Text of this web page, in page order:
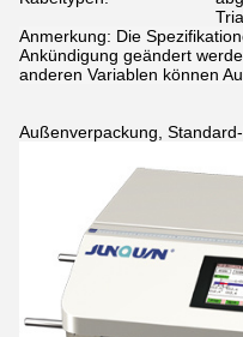
Anmerkung: Die
Ankündigung geändert
anderen Variablen können
Außenverpackung,